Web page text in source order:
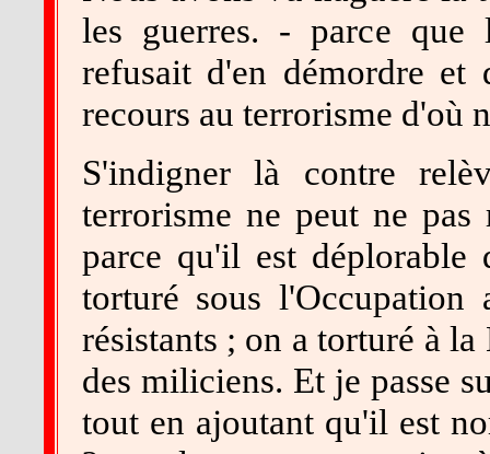
les guerres. - parce que
refusait d'en démordre
recours au terrorisme d'où
S'indigner là contre
terrorisme ne peut ne
parce qu'il est
torturé sous
résistants ; on a torturé à
des miliciens. Et je passe
tout en ajoutant qu'il est